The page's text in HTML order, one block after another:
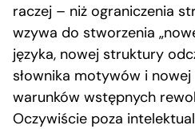
raczej – niż ograniczenia
wzywa do stworzenia
języka, nowej struktury
słownika motywów i
warunków wstępnych
Oczywiście poza